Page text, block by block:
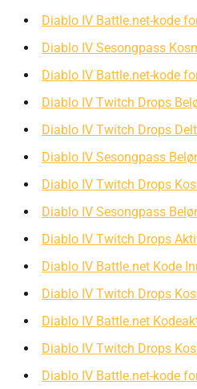
Diablo IV Battle.net-kode
Diablo IV Sesongpass
Diablo IV Battle.net-kode
Diablo IV Twitch Drops
Diablo IV Twitch Drops
Diablo IV Sesongpass
Diablo IV Twitch Drops
Diablo IV Sesongpass
Diablo IV Twitch Drops
Diablo IV Battle.net Kode
Diablo IV Twitch Drops
Diablo IV Battle.net
Diablo IV Twitch Drops
Diablo IV Battle.net-kode